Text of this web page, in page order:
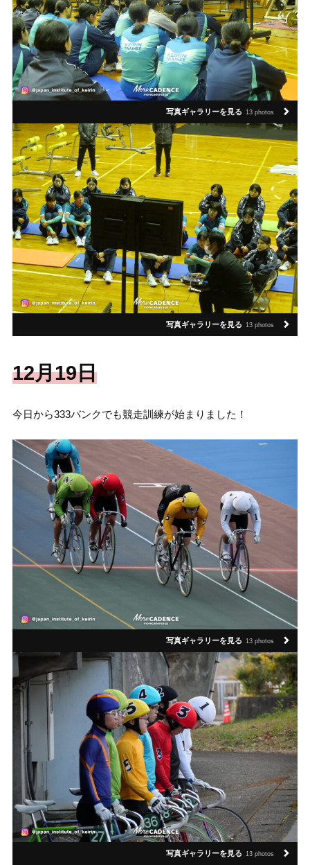
写真ギャラリーを見る 13 photos
写真ギャラリーを見る 13 photos
12月19日
今日から333バンクでも競走訓練が始まりました！
写真ギャラリーを見る 13 photos
写真ギャラリーを見る 13 photos